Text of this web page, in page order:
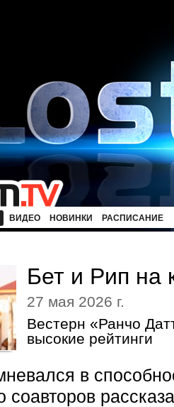
ВИДЕО НОВИНКИ РАСПИСАНИЕ
Бет и Рип на
27 мая 2026 г.
Вестерн «Ранчо
высокие рейтинги
в
соавторов